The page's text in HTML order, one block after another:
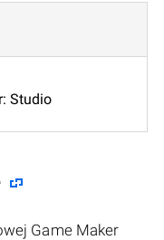
Studio
Game Maker